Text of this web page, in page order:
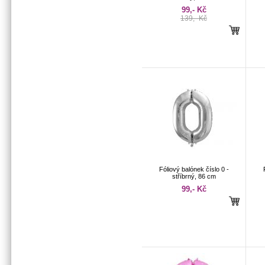
99,- Kč
139,- Kč
Fóliový balónek číslo 0 -
stříbrný, 86 cm
99,- Kč